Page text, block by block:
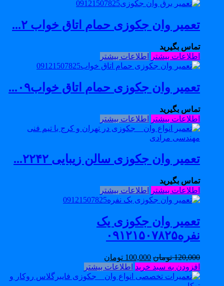
تعمیر وان جکوزی حمام اتاق خواب ۲...
تماس بگیرید
اطلاعات بیشتر اطلاعات بیشتر
تعمیر وان جکوزی حمام اتاق خواب۰۹...
تماس بگیرید
اطلاعات بیشتر اطلاعات بیشتر
تعمیر وان جکوزی سالن زیبایی ۲۲۴۲...
تماس بگیرید
اطلاعات بیشتر اطلاعات بیشتر
تعمیر وان جکوزی یک
نفره۰۹۱۲۱۵۰۷۸۲۵
120,000 تومان 100,000 تومان
افزودن به سبد خرید اطلاعات بیشتر